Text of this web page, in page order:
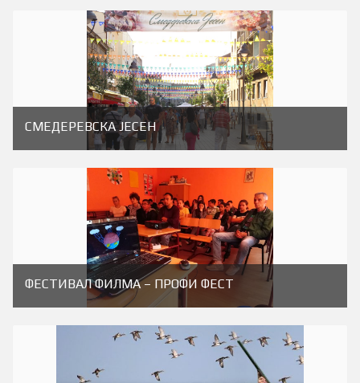
СМЕДЕРЕВСКА ЈЕСЕН
ФЕСТИВАЛ ФИЛМА – ПРОФИ ФЕСТ